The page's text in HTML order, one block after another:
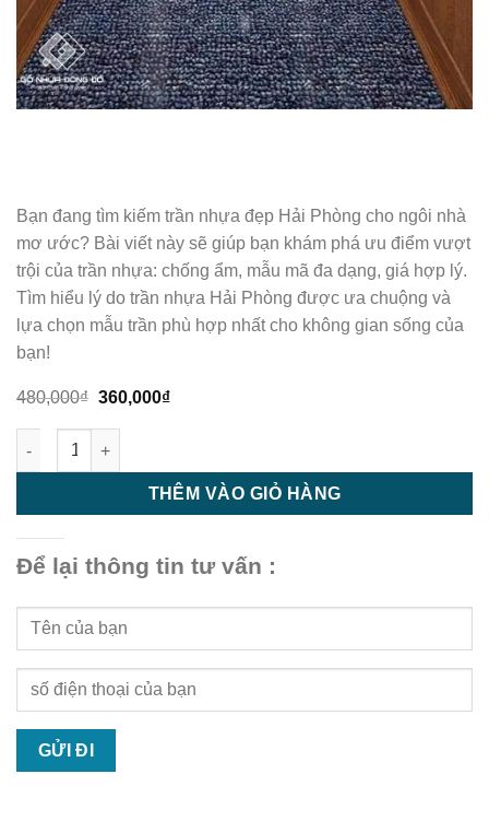
Bạn đang tìm kiếm trần nhựa đẹp Hải Phòng cho ngôi nhà
mơ ước? Bài viết này sẽ giúp bạn khám phá ưu điểm vượt
trội của trần nhựa: chống ẩm, mẫu mã đa dạng, giá hợp lý.
Tìm hiểu lý do trần nhựa Hải Phòng được ưa chuộng và
lựa chọn mẫu trần phù hợp nhất cho không gian sống của
bạn!
480,000₫ Giá
là:
480,000₫.
360,000₫Giá
Trần nhựa - trần nhựa giật cấp - M16 số lượng
THÊM VÀO GIỎ HÀNG
Để lại thông tin tư vấn :